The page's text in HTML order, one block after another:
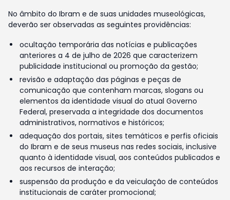
No âmbito do Ibram e de suas unidades museológicas,
deverão ser observadas as seguintes providências:
ocultação temporária das notícias e publicações
anteriores a 4 de julho de 2026 que caracterizem
publicidade institucional ou promoção da gestão;
revisão e adaptação das páginas e peças de
comunicação que contenham marcas, slogans ou
elementos da identidade visual do atual Governo
Federal, preservada a integridade dos documentos
administrativos, normativos e históricos;
adequação dos portais, sites temáticos e perfis oficiais
do Ibram e de seus museus nas redes sociais, inclusive
quanto à identidade visual, aos conteúdos publicados e
aos recursos de interação;
suspensão da produção e da veiculação de conteúdos
institucionais de caráter promocional;